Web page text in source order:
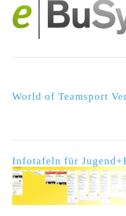
World of Teamsport
Infotafeln für